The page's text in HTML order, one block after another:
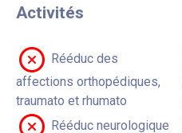
Activités
Rééduc des
affections orthopédiques,
traumato et rhumato
Rééduc neurologique